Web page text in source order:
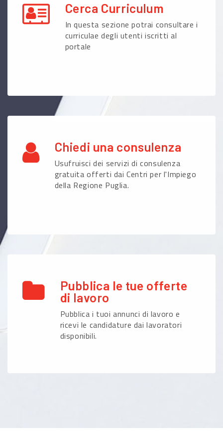
Cerca Curriculum
In questa sezione potrai consultare i
curriculae degli utenti iscritti al
portale
Chiedi una consulenza
Usufruisci dei servizi di consulenza
gratuita offerti dai Centri per l'Impiego
della Regione Puglia.
Pubblica le tue offerte
di lavoro
Pubblica i tuoi annunci di lavoro e
ricevi le candidature dai lavoratori
disponibili.